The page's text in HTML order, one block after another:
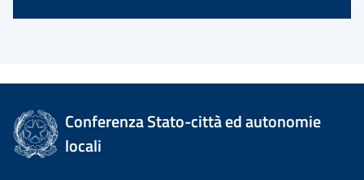
Conferenza Stato-città ed autonomie
locali